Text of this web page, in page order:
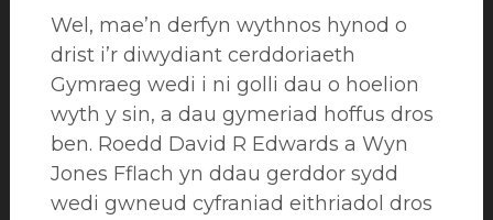
Wel, mae’n derfyn wythnos hynod o
drist i’r diwydiant cerddoriaeth
Gymraeg wedi i ni golli dau o hoelion
wyth y sin, a dau gymeriad hoffus dros
ben. Roedd David R Edwards a Wyn
Jones Fflach yn ddau gerddor sydd
wedi gwneud cyfraniad eithriadol dros